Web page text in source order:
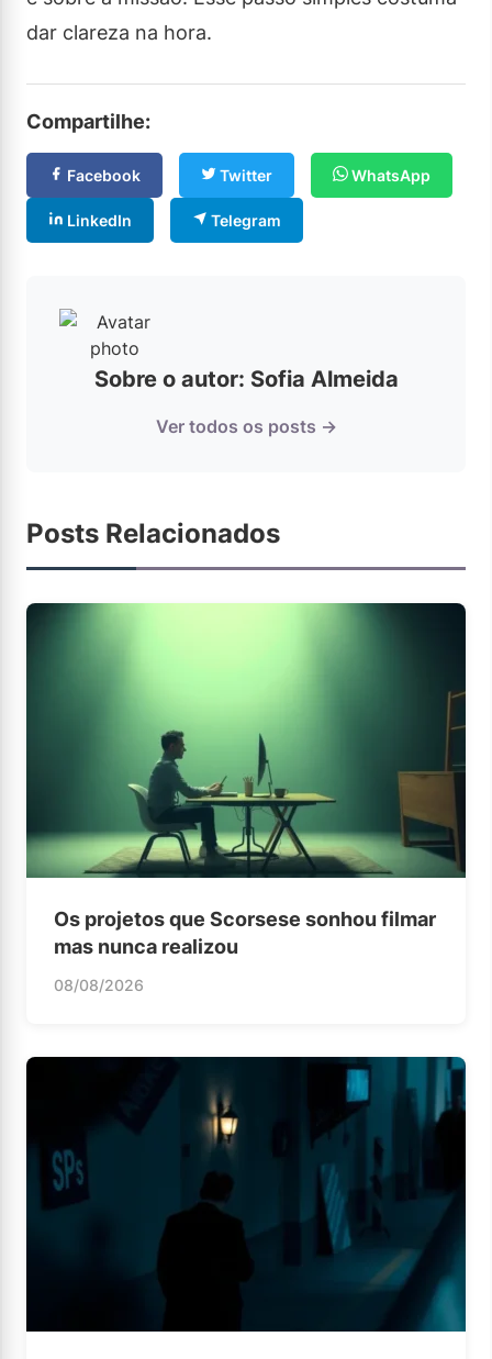
dar clareza na hora.
Compartilhe:
Facebook Twitter WhatsApp
LinkedIn Telegram
Sobre o autor: Sofia Almeida
Ver todos os posts →
Posts Relacionados
Os projetos que Scorsese sonhou filmar
mas nunca realizou
08/08/2026